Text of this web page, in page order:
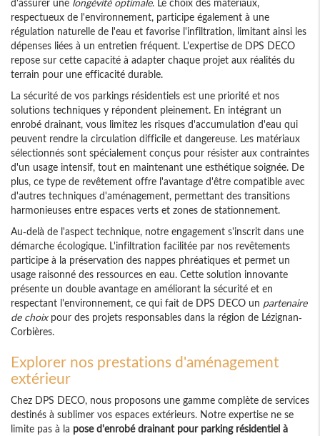
d'assurer une longévité optimale. Le choix des matériaux,
respectueux de l'environnement, participe également à une
régulation naturelle de l'eau et favorise l'infiltration, limitant ainsi les
dépenses liées à un entretien fréquent. L'expertise de DPS DECO
repose sur cette capacité à adapter chaque projet aux réalités du
terrain pour une efficacité durable.
La sécurité de vos parkings résidentiels est une priorité et nos
solutions techniques y répondent pleinement. En intégrant un
enrobé drainant, vous limitez les risques d'accumulation d'eau qui
peuvent rendre la circulation difficile et dangereuse. Les matériaux
sélectionnés sont spécialement conçus pour résister aux contraintes
d'un usage intensif, tout en maintenant une esthétique soignée. De
plus, ce type de revêtement offre l'avantage d'être compatible avec
d'autres techniques d'aménagement, permettant des transitions
harmonieuses entre espaces verts et zones de stationnement.
Au-delà de l'aspect technique, notre engagement s'inscrit dans une
démarche écologique. L'infiltration facilitée par nos revêtements
participe à la préservation des nappes phréatiques et permet un
usage raisonné des ressources en eau. Cette solution innovante
présente un double avantage en améliorant la sécurité et en
respectant l'environnement, ce qui fait de DPS DECO un partenaire
de choixpour des projets responsables dans la région de Lézignan-
Corbières.
Explorer nos prestations d'aménagement
extérieur
Chez DPS DECO, nous proposons une gamme complète de services
destinés à sublimer vos espaces extérieurs. Notre expertise ne se
limite pas à la pose d'enrobé drainant pour parking résidentiel à